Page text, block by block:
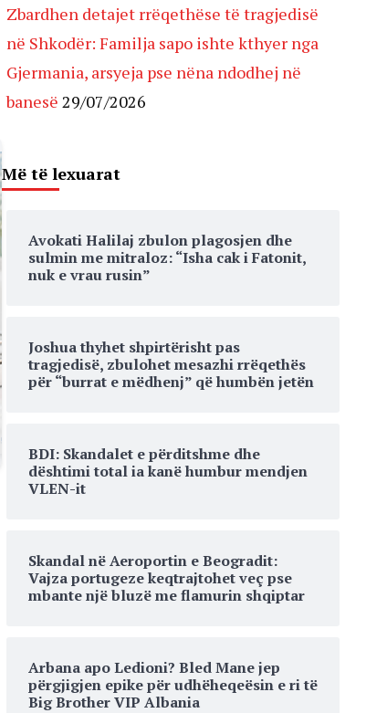
Zbardhen detajet rrëqethëse të tragjedisë
në Shkodër: Familja sapo ishte kthyer nga
Gjermania, arsyeja pse nëna ndodhej në
banesë 29/07/2026
Më të lexuarat
Avokati Halilaj zbulon plagosjen dhe
sulmin me mitraloz: “Isha cak i Fatonit,
nuk e vrau rusin”
Joshua thyhet shpirtërisht pas
tragjedisë, zbulohet mesazhi rrëqethës
për “burrat e mëdhenj” që humbën jetën
BDI: Skandalet e përditshme dhe
dështimi total ia kanë humbur mendjen
VLEN-it
Skandal në Aeroportin e Beogradit:
Vajza portugeze keqtrajtohet veç pse
mbante një bluzë me flamurin shqiptar
Arbana apo Ledioni? Bled Mane jep
përgjigjen epike për udhëheqeësin e ri të
Big Brother VIP Albania